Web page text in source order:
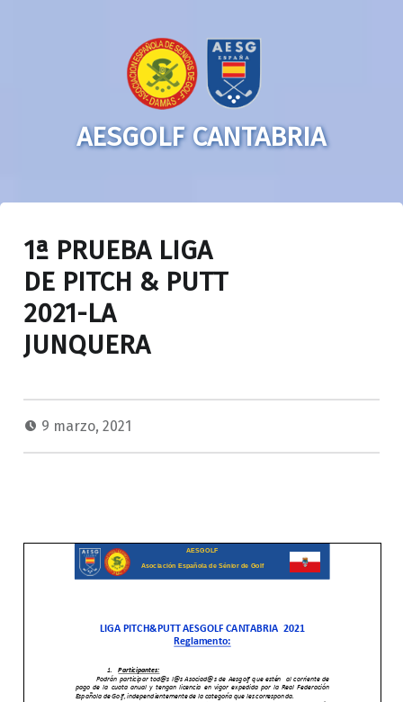
AESGOLF CANTABRIA
1ª PRUEBA LIGA
DE PITCH & PUTT
2021-LA
JUNQUERA
9 marzo, 2021